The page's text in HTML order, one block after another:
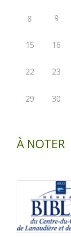
8 9
15 16
22 23
29 30
À NOTER